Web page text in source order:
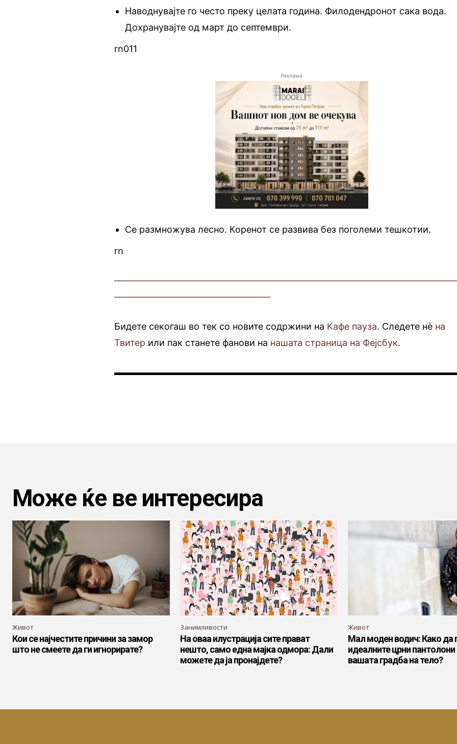
Наводнувајте го често преку целата година. Филодендронот сака вода.
Дохранувајте од март до септември.
rn011
Реклама
Се размножува лесно. Коренот се развива без поголеми тешкотии.
rn
—————————————————
Бидете секогаш во тек со новите содржини на Кафе пауза. Следете нè на
Твитер или пак станете фанови на нашата страница на Фејсбук.
Може ќе ве интересира
Живот
Кои се најчестите причини за замор
што не смеете да ги игнорирате?
Занимливости
На оваа илустрација сите прават
нешто, само една мајка одмора: Дали
можете да ја пронајдете?
Живот
Мал моден водич: Како да
идеалните црни
вашата градба на тело?